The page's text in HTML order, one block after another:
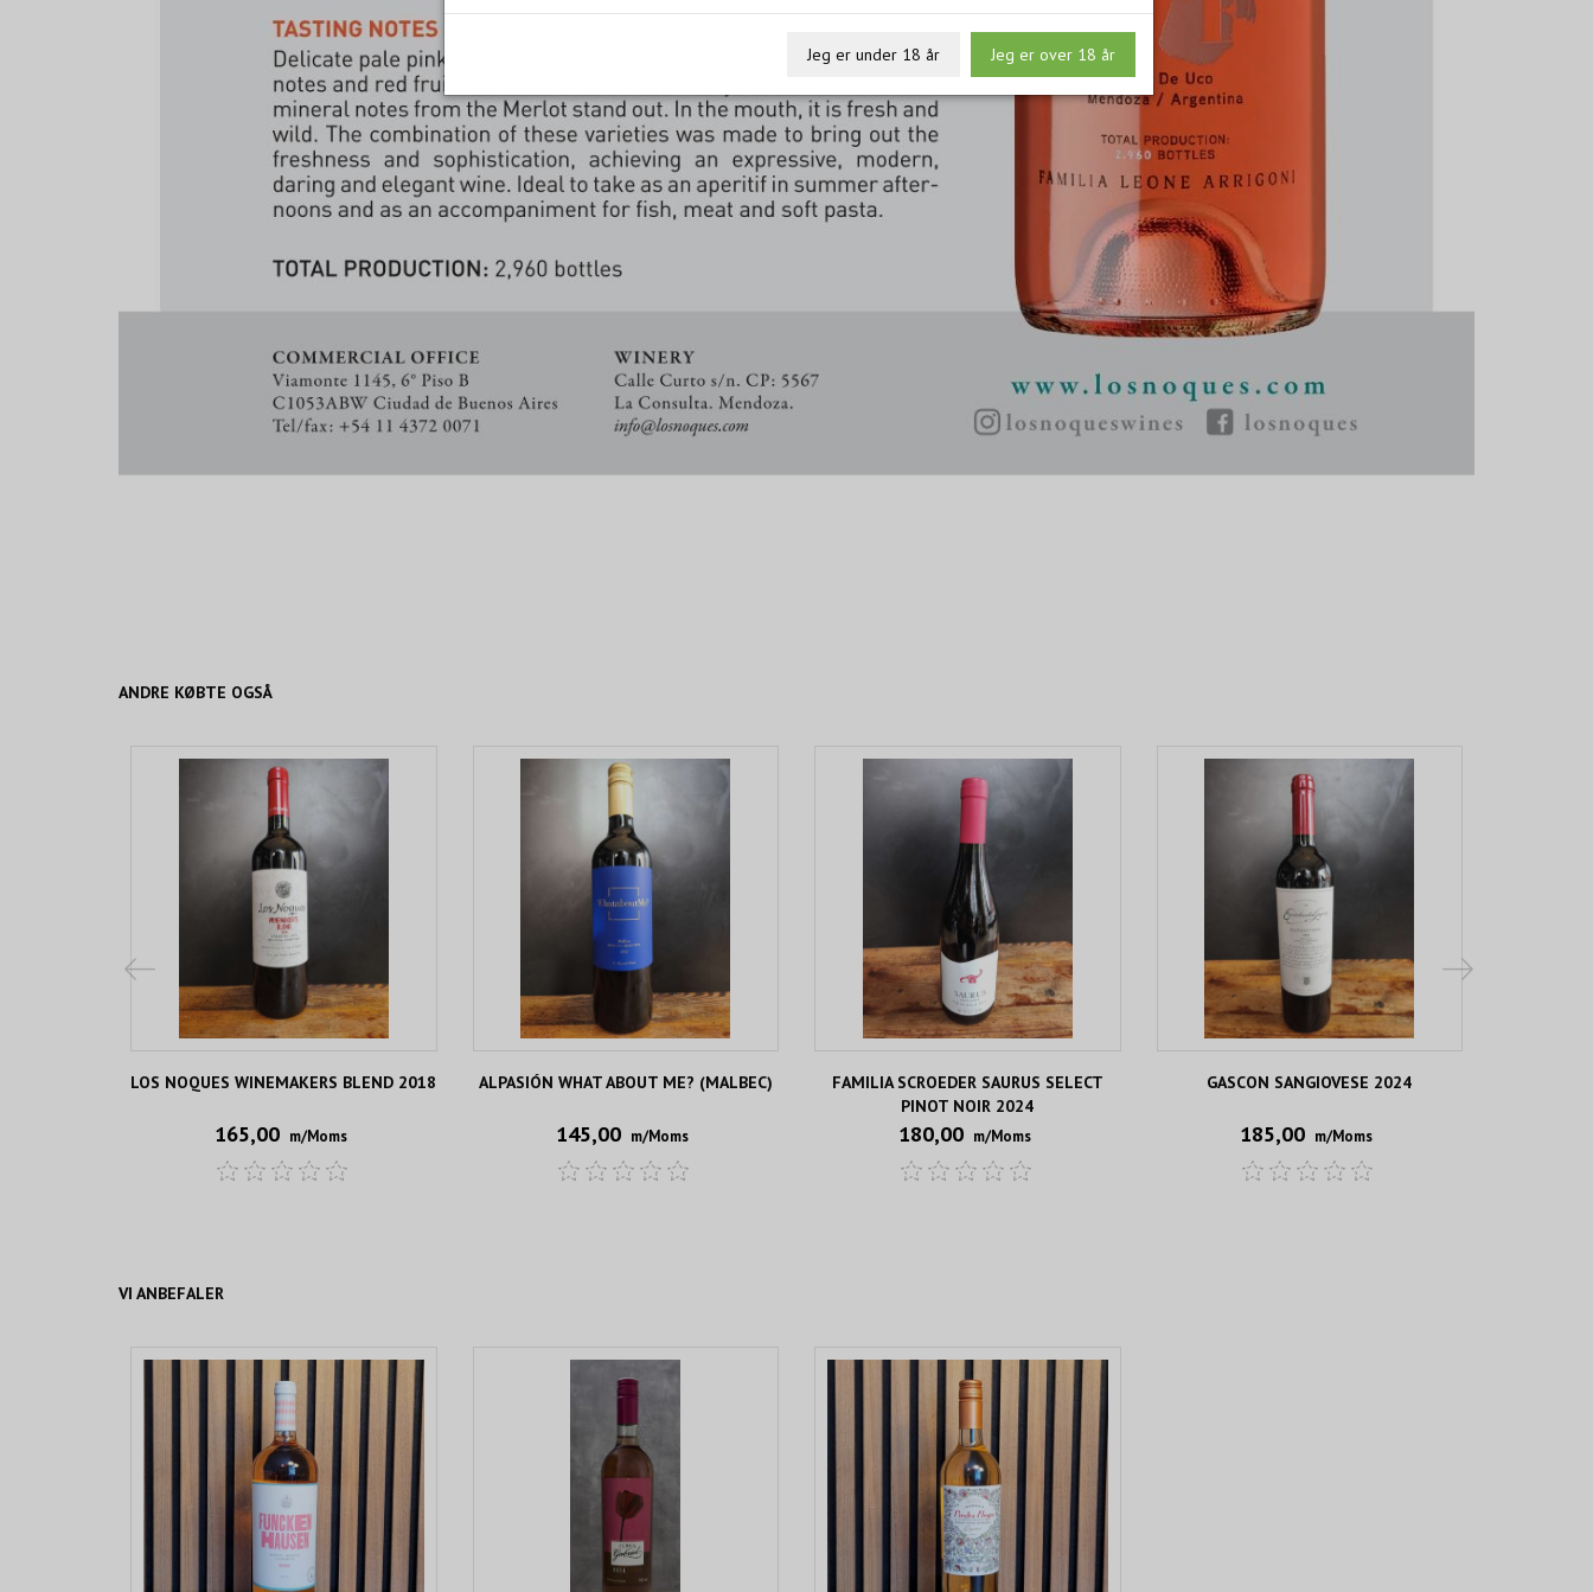
ANDRE KØBTE OGSÅ
LOS NOQUES WINEMAKERS BLEND 2018
165,00 m/Moms
ALPASIÓN WHAT ABOUT ME? (MALBEC)
145,00 m/Moms
FAMILIA SCROEDER SAURUS SELECT
PINOT NOIR 2024
180,00 m/Moms
GASCON SANGIOVESE 2024
185,00 m/Moms
VI ANBEFALER
Jeg er under 18 år Jeg er over 18 år